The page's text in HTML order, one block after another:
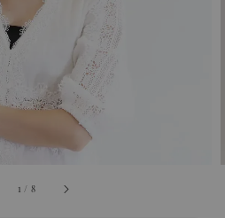
1 / 8